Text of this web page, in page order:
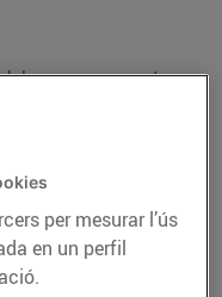
supermercats
i els gestors
individual
incorporat 441
la
de venda com
per mesurar l’ús
en un perfil